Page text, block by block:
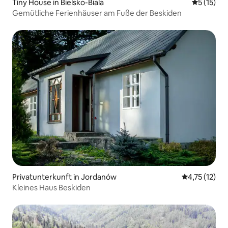
Tiny House in Bielsko-Biala
5 (15)
Gemütliche Ferienhäuser am Fuße der Beskiden
Privatunterkunft in Jordanów
4,75 (12)
Kleines Haus Beskiden